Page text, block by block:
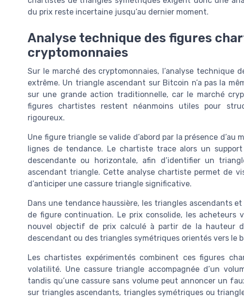
du prix reste incertaine jusqu’au dernier moment.
Analyse technique des figures
cryptomonnaies
Sur le marché des cryptomonnaies, l’analyse
extrême. Un triangle ascendant sur Bitcoin n’a pas la
sur une grande action traditionnelle, car le marché
figures chartistes restent néanmoins utiles pour
rigoureux.
Une figure triangle se valide d’abord par la présence
lignes de tendance. Le chartiste trace alors un
descendante ou horizontale, afin d’identifier un
ascendant triangle. Cette analyse chartiste permet de
d’anticiper une cassure triangle significative.
Dans une tendance haussière, les triangles ascendants
de figure continuation. Le prix consolide, les acheteurs
nouvel objectif de prix calculé à partir de la hauteur
descendant ou des triangles symétriques orientés vers le
Les chartistes expérimentés combinent ces figures
volatilité. Une cassure triangle accompagnée d’un
tandis qu’une cassure sans volume peut annoncer un
sur triangles ascendants, triangles symétriques ou